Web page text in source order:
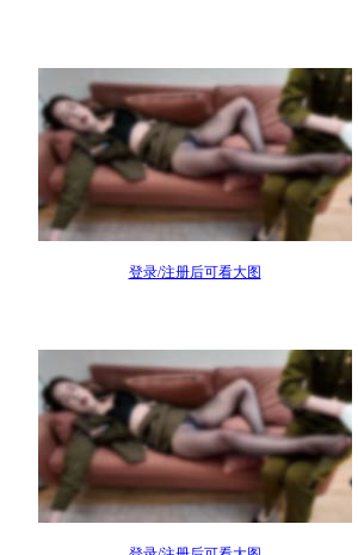
登录/注册后可看大图